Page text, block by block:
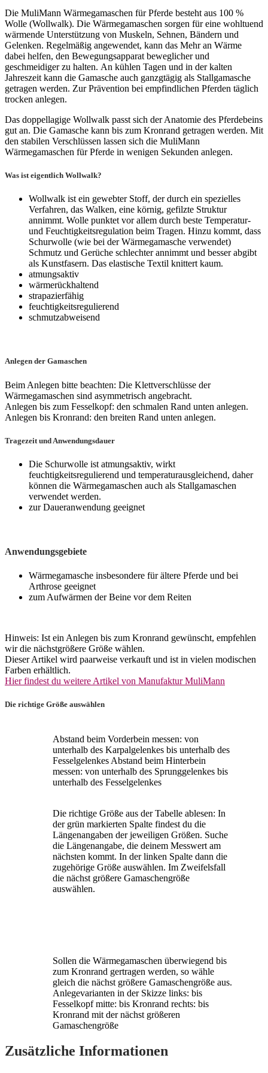
Die MuliMann Wärmegamaschen für Pferde besteht aus 100 %
Wolle (Wollwalk). Die Wärmegamaschen sorgen für eine wohltuend
wärmende Unterstützung von Muskeln, Sehnen, Bändern und
Gelenken. Regelmäßig angewendet, kann das Mehr an Wärme
dabei helfen, den Bewegungsapparat beweglicher und
geschmeidigerzu halten. An kühlen Tagen und in der kalten
Jahreszeit kann die Gamasche auch ganzgtägig als Stallgamasche
getragen werden. Zur Prävention bei empfindlichen Pferden täglich
trocken anlegen.
Das doppellagige Wollwalk passt sich der Anatomie des Pferdebeins
gut an. Die Gamasche kann bis zum Kronrand getragen werden. Mit
den stabilen Verschlüssen lassen sich die MuliMann
Wärmegamaschen für Pferde in wenigen Sekunden anlegen.
Was ist eigentlich Wollwalk?
Wollwalk ist ein gewebter Stoff, der durch ein spezielles
Verfahren, das Walken, eine körnig, gefilzte Struktur
annimmt. Wolle punktet vor allem durch beste Temperatur-
und Feuchtigkeitsregulation beim Tragen. Hinzu kommt, dass
Schurwolle (wie bei der Wärmegamasche verwendet)
Schmutz und Gerüche schlechter annimmt und besser abgibt
als Kunstfasern. Das elastische Textil knittert kaum.
atmungsaktiv
wärmerückhaltend
strapazierfähig
feuchtigkeitsregulierend
schmutzabweisend
Anlegen der Gamaschen
Beim Anlegen bitte beachten: Die Klettverschlüsse der
Wärmegamaschen sind asymmetrisch angebracht.
Anlegen bis zum Fesselkopf: den schmalen Rand unten anlegen.
Anlegen bis Kronrand: den breiten Rand unten anlegen.
Tragezeit und Anwendungsdauer
Die Schurwolle ist atmungsaktiv, wirkt
feuchtigkeitsregulierend und temperaturausgleichend, daher
können die Wärmegamaschen auch als Stallgamaschen
verwendet werden.
zur Daueranwendung geeignet
Anwendungsgebiete
Wärmegamasche insbesondere für ältere Pferde und bei
Arthrose geeignet
zum Aufwärmen der Beine vor dem Reiten
Hinweis: Ist ein Anlegen bis zum Kronrand gewünscht, empfehlen
wir die nächstgrößere Größe wählen.
Dieser Artikel wird paarweise verkauft und ist in vielen modischen
Farben erhältlich.
Hier findest du weitere Artikel von Manufaktur MuliMann
Die richtige Größe auswählen
Abstand beim Vorderbein messen: von
unterhalb des Karpalgelenkes bis unterhalb des
Fesselgelenkes Abstand beim Hinterbein
messen: von unterhalb des Sprunggelenkes bis
unterhalb des Fesselgelenkes
Die richtige Größe aus der Tabelle ablesen: In
der grün markierten Spalte findest du die
Längenangaben der jeweiligen Größen. Suche
die Längenangabe, die deinem Messwert am
nächsten kommt. In der linken Spalte dann die
zugehörige Größe auswählen. Im Zweifelsfall
die nächst größere Gamaschengröße
auswählen.
Sollen die Wärmegamaschen überwiegend bis
zum Kronrand gertragen werden, so wähle
gleich die nächst größere Gamaschengröße aus.
Anlegevarianten in der Skizze links: bis
Fesselkopf mitte: bis Kronrand rechts: bis
Kronrand mit der nächst größeren
Gamaschengröße
Zusätzliche Informationen